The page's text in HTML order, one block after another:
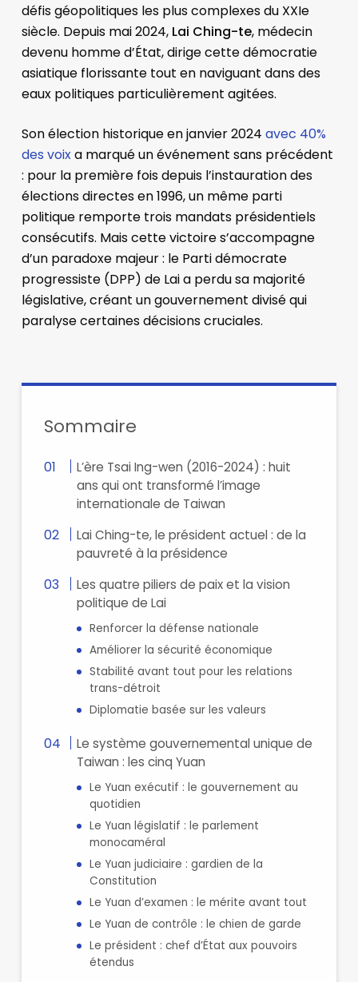
défis géopolitiques les plus complexes du XXIe
siècle. Depuis mai 2024, Lai Ching-te, médecin
devenu homme d’État, dirige cette démocratie
asiatique florissante tout en naviguant dans des
eaux politiques particulièrement agitées.
Son élection historique en janvier 2024 avec 40%
des voixa marqué un événement sans précédent
: pour la première fois depuis l’instauration des
élections directes en 1996, un même parti
politique remporte trois mandats présidentiels
consécutifs. Mais cette victoire s’accompagne
d’un paradoxe majeur : le Parti démocrate
progressiste (DPP) de Lai a perdu sa majorité
législative, créant un gouvernement divisé qui
paralyse certaines décisions cruciales.
Sommaire
L’ère Tsai Ing-wen (2016-2024) : huit
ans qui ont transformé l’image
internationale de Taiwan
Lai Ching-te, le président actuel : de la
pauvreté à la présidence
Les quatre piliers de paix et la vision
politique de Lai
Renforcer la défense nationale
Améliorer la sécurité économique
Stabilité avant tout pour les relations
trans-détroit
Diplomatie basée sur les valeurs
Le système gouvernemental unique de
Taiwan : les cinq Yuan
Le Yuan exécutif : le gouvernement au
quotidien
Le Yuan législatif : le parlement
monocaméral
Le Yuan judiciaire : gardien de la
Constitution
Le Yuan d’examen : le mérite avant tout
Le Yuan de contrôle : le chien de garde
Le président : chef d’État aux pouvoirs
étendus